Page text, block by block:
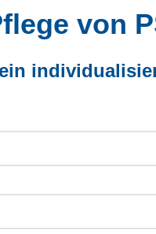
von